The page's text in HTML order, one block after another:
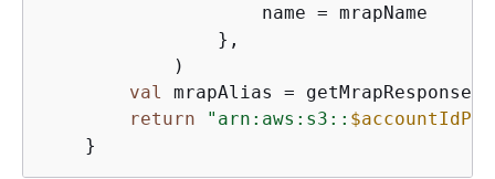
                    name = mrapName
                },
            )
val
mrapAlias =
return
"arn:aws:s3::